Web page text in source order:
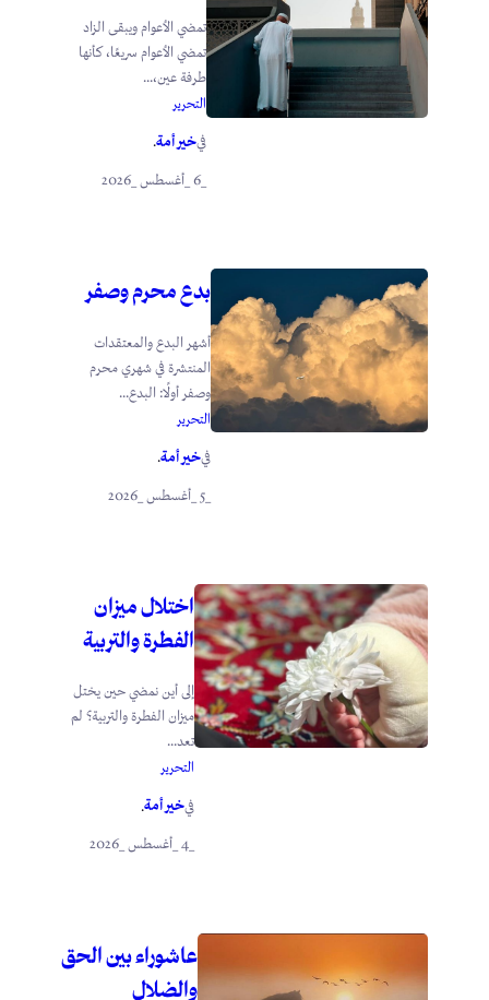
تمضي الأعوام ويبقى الزاد
تمضي الأعوام سريعًا، كأنها
طرفة عين،...
التحرير
فيخير أمة.
بدع محرم وصفر
أشهر البدع والمعتقدات
المنتشرة في شهري محرم
وصفر أولًا: البدع...
التحرير
فيخير أمة.
_5 _أغسطس _2026
اختلال ميزان
الفطرة والتربية
إلى أين نمضي حين يختل
ميزان الفطرة والتربية؟ لم
تعد...
التحرير
فيخير أمة.
_4 _أغسطس _2026
عاشوراء بين الحق
والضلال